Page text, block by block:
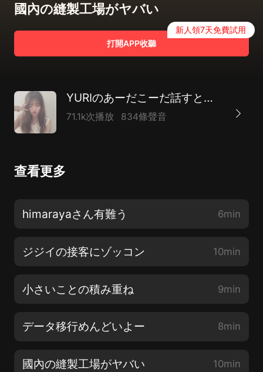
國內の縫製工場がヤバい
打開APP收聽
新人領7天免費試用
YURIのあーだこーだ話すとか話さないとか
71.1k次播放 834條聲音
查看更多
himarayaさん有難う 6min
ジジイの接客にゾッコン 10min
小さいことの積み重ね 9min
データ移行めんどいよー 8min
國內の縫製工場がヤバい 10min